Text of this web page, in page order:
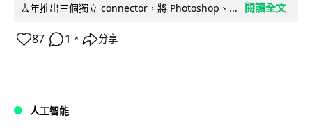
去年推出三個獨立 connector，將 Photoshop、...
閱讀全文
87 1 ↗ 分享
人工智能